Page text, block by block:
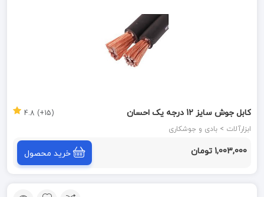
کابل جوش سایز 12 درجه یک احسان
ابزارآلات > بادی و جوشکاری
(15+) 4.8
1,003,000 تومان خرید محصول